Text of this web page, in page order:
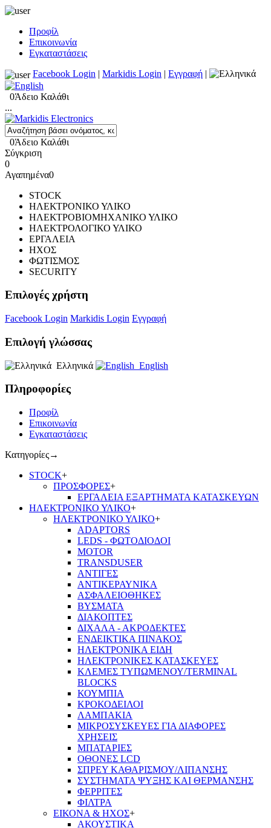
Προφίλ
Επικοινωνία
Εγκαταστάσεις
Facebook Login | Markidis Login | Εγγραφή |
0Άδειο Καλάθι
...
0Άδειο Καλάθι
Σύγκριση
0
Αγαπημένα0
STOCK
ΗΛΕΚΤΡΟΝΙΚΟ ΥΛΙΚΟ
ΗΛΕΚΤΡΟΒΙΟΜΗΧΑΝΙΚΟ ΥΛΙΚΟ
ΗΛΕΚΤΡΟΛΟΓΙΚΟ ΥΛΙΚΟ
ΕΡΓΑΛΕΙΑ
ΗΧΟΣ
ΦΩΤΙΣΜΟΣ
SECURITY
Επιλογές χρήστη
Facebook Login Markidis Login Εγγραφή
Επιλογή γλώσσας
Ελληνικά English
Πληροφορίες
Προφίλ
Επικοινωνία
Εγκαταστάσεις
Κατηγορίες→
STOCK+
ΠΡΟΣΦΟΡΕΣ+
ΕΡΓΑΛΕΙΑ ΕΞΑΡΤΗΜΑΤΑ ΚΑΤΑΣΚΕΥΩΝ
ΗΛΕΚΤΡΟΝΙΚΟ ΥΛΙΚΟ+
ΗΛΕΚΤΡΟΝΙΚΟ ΥΛΙΚΟ+
ADAPTORS
LEDS - ΦΩΤΟΔΙΟΔΟΙ
MOTOR
TRANSDUSER
ΑΝΤΙΓΕΣ
ΑΝΤΙΚΕΡΑΥΝΙΚΑ
ΑΣΦΑΛΕΙΟΘΗΚΕΣ
ΒΥΣΜΑΤΑ
ΔΙΑΚΟΠΤΕΣ
ΔΙΧΑΛΑ - ΑΚΡΟΔΕΚΤΕΣ
ΕΝΔΕΙΚΤΙΚΑ ΠΙΝΑΚΟΣ
ΗΛΕΚΤΡΟΝΙΚΑ ΕΙΔΗ
ΗΛΕΚΤΡΟΝΙΚΕΣ ΚΑΤΑΣΚΕΥΕΣ
ΚΛΕΜΕΣ ΤΥΠΩΜΕΝΟΥ/TERMINAL
BLOCKS
ΚΟΥΜΠΙΑ
ΚΡΟΚΟΔΕΙΛΟΙ
ΛΑΜΠΑΚΙΑ
ΜΙΚΡΟΣΥΣΚΕΥΕΣ ΓΙΑ ΔΙΑΦΟΡΕΣ
ΧΡΗΣΕΙΣ
ΜΠΑΤΑΡΙΕΣ
ΟΘΟΝΕΣ LCD
ΣΠΡΕΥ ΚΑΘΑΡΙΣΜΟΥ/ΛΙΠΑΝΣΗΣ
ΣΥΣΤΗΜΑΤΑ ΨΥΞΗΣ ΚΑΙ ΘΕΡΜΑΝΣΗΣ
ΦΕΡΡΙΤΕΣ
ΦΙΛΤΡΑ
ΕΙΚΟΝΑ & ΗΧΟΣ+
ΑΚΟΥΣΤΙΚΑ